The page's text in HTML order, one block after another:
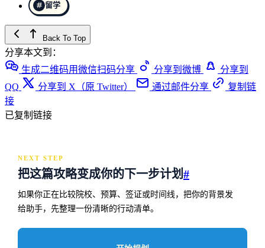
留学
Back To Top
分享本文到：
生成二维码用微信扫码分享
分享到微博
分享到
QQ
分享到 X（原 Twitter） 通过邮件分享
复制链
接
已复制链接
NEXT STEP
把这篇攻略变成你的下一步计划#
如果你正在比较院校、预算、签证或时间线，把你的背景发
给助手，先整理一份清晰的行动清单。